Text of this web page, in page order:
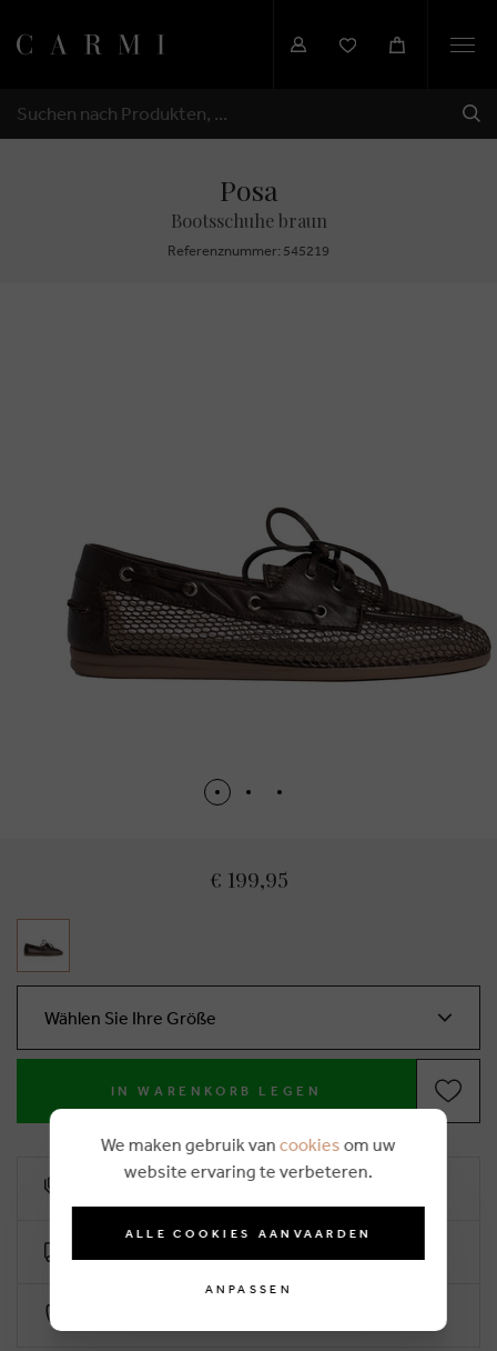
SUCHEN
Posa
Bootsschuhe braun
Referenznummer: 545219
€ 199,95
Wählen Sie Ihre Größe
IN WARENKORB LEGEN
We maken gebruik van cookies om uw
website ervaring te verbeteren.
ALLE COOKIES AANVAARDEN
ANPASSEN